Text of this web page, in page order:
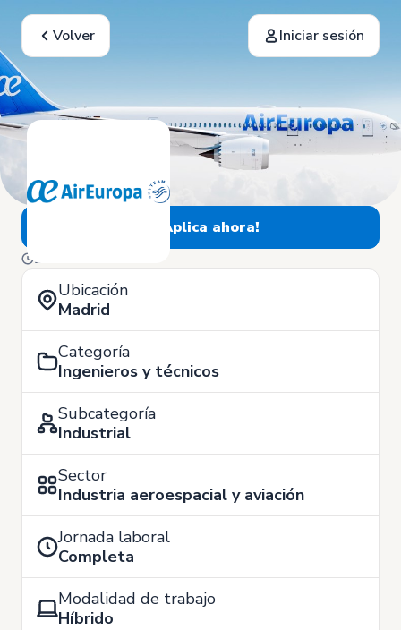
Volver Iniciar sesión
¡Aplica ahora!
29 de Abril
Ubicación
Madrid
Categoría
Ingenieros y técnicos
Subcategoría
Industrial
Sector
Industria aeroespacial y aviación
Jornada laboral
Completa
Modalidad de trabajo
Híbrido